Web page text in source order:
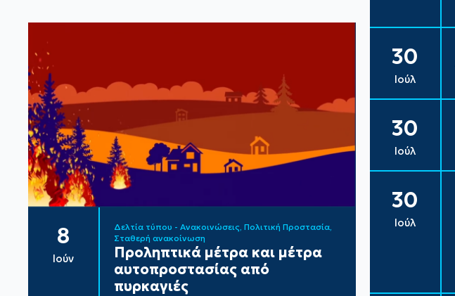
8
Ιούν
Δελτία τύπου - Ανακοινώσεις Πολιτική Προστασία
Σταθερή ανακοίνωση
Προληπτικά μέτρα και μέτρα
αυτοπροστασίας από
πυρκαγιές
30
Ιούλ
30
Ιούλ
30
Ιούλ